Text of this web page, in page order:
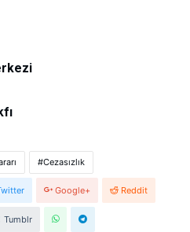
Cezasızlık
Google+ Reddit
Tumblr